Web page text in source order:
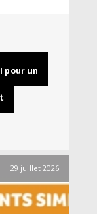
pour un
29 juillet 2026